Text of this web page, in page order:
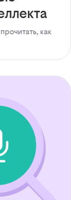
как